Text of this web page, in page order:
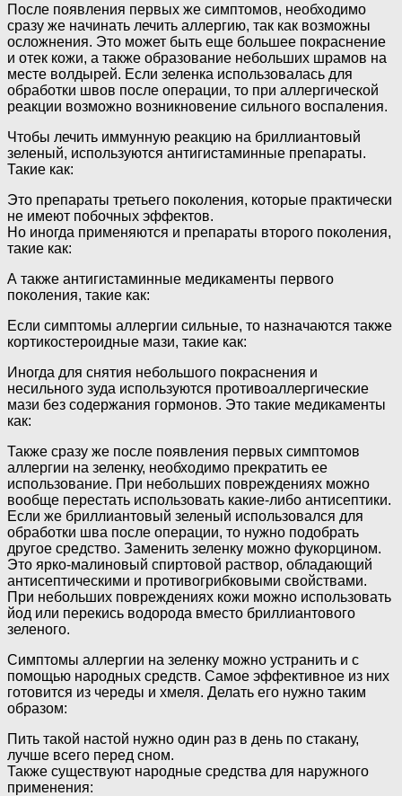
После появления первых же симптомов, необходимо
сразу же начинать лечить аллергию, так как возможны
осложнения. Это может быть еще большее покраснение
и отек кожи, а также образование небольших шрамов на
месте волдырей. Если зеленка использовалась для
обработки швов после операции, то при аллергической
реакции возможно возникновение сильного воспаления.
Чтобы лечить иммунную реакцию на бриллиантовый
зеленый, используются антигистаминные препараты.
Такие как:
Это препараты третьего поколения, которые практически
не имеют побочных эффектов.
Но иногда применяются и препараты второго поколения,
такие как:
А также антигистаминные медикаменты первого
поколения, такие как:
Если симптомы аллергии сильные, то назначаются также
кортикостероидные мази, такие как:
Иногда для снятия небольшого покраснения и
несильного зуда используются противоаллергические
мази без содержания гормонов. Это такие медикаменты
как:
Также сразу же после появления первых симптомов
аллергии на зеленку, необходимо прекратить ее
использование. При небольших повреждениях можно
вообще перестать использовать какие-либо антисептики.
Если же бриллиантовый зеленый использовался для
обработки шва после операции, то нужно подобрать
другое средство. Заменить зеленку можно фукорцином.
Это ярко-малиновый спиртовой раствор, обладающий
антисептическими и противогрибковыми свойствами.
При небольших повреждениях кожи можно использовать
йод или перекись водорода вместо бриллиантового
зеленого.
Симптомы аллергии на зеленку можно устранить и с
помощью народных средств. Самое эффективное из них
готовится из череды и хмеля. Делать его нужно таким
образом:
Пить такой настой нужно один раз в день по стакану,
лучше всего перед сном.
Также существуют народные средства для наружного
применения: